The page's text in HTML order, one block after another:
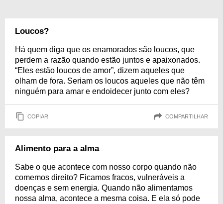
Loucos?
Há quem diga que os enamorados são loucos, que
perdem a razão quando estão juntos e apaixonados.
“Eles estão loucos de amor”, dizem aqueles que
olham de fora. Seriam os loucos aqueles que não têm
ninguém para amar e endoidecer junto com eles?
COPIAR COMPARTILHAR
Alimento para a alma
Sabe o que acontece com nosso corpo quando não
comemos direito? Ficamos fracos, vulneráveis a
doenças e sem energia. Quando não alimentamos
nossa alma, acontece a mesma coisa. E ela só pode